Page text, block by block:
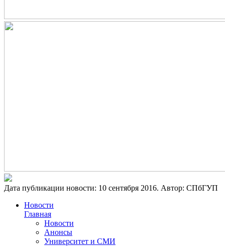
Дата публикации новости: 10 сентября 2016. Автор: СПбГУП
Новости
Главная
Новости
Анонсы
Университет и СМИ